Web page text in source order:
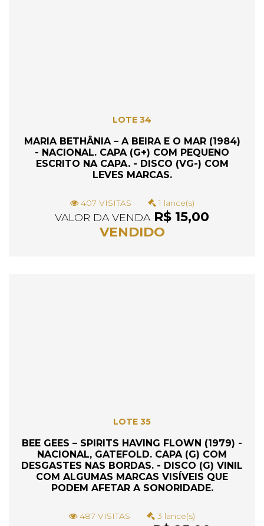
LOTE 34
MARIA BETHÂNIA – A BEIRA E O MAR (1984)
- NACIONAL. CAPA (G+) COM PEQUENO
ESCRITO NA CAPA. - DISCO (VG-) COM
LEVES MARCAS.
407 VISITAS 1 lance(s)
VALOR DA VENDAR$ 15,00
VENDIDO
LOTE 35
BEE GEES – SPIRITS HAVING FLOWN (1979) -
NACIONAL, GATEFOLD. CAPA (G) COM
DESGASTES NAS BORDAS. - DISCO (G) VINIL
COM ALGUMAS MARCAS VISÍVEIS QUE
PODEM AFETAR A SONORIDADE.
487 VISITAS 3 lance(s)